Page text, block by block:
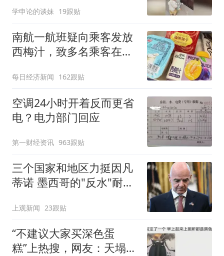
教！
学申论的谈妹 19跟贴
南航一航班疑向乘客发放
西梅汁，致多名乘客在飞
客：机上100多人只有2个
厕所；客服回应：并非每
架飞机都会发放西梅汁
每日经济新闻 162跟贴
空调24小时开着反而更省
电？电力部门回应
第一财经资讯 963跟贴
三个国家和地区力挺因凡
蒂诺 墨西哥的"反水"耐人
上观新闻 23跟贴
“不建议大家买深色蛋
糕”上热搜，网友：天塌